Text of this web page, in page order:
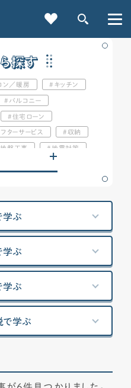
一覧を見る
システム
探す
ン／暖房 キッチン
バルコニー
住宅ローン
ターサービス 収納
地盤工事 地震対策
発電
書斎
書斎・勉強スペース
ぶ
ぶ
学ぶ
学ぶ